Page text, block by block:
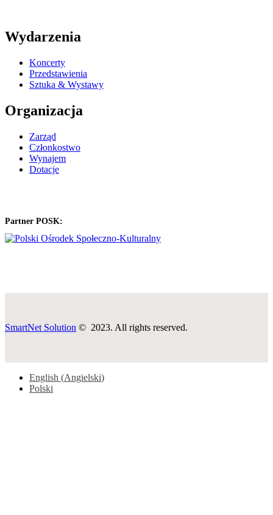
Wydarzenia
Koncerty
Przedstawienia
Sztuka & Wystawy
Organizacja
Zarząd
Członkostwo
Wynajem
Dotacje
Partner POSK:
SmartNet Solution © 2023. All rights reserved.
English (Angielski)
Polski